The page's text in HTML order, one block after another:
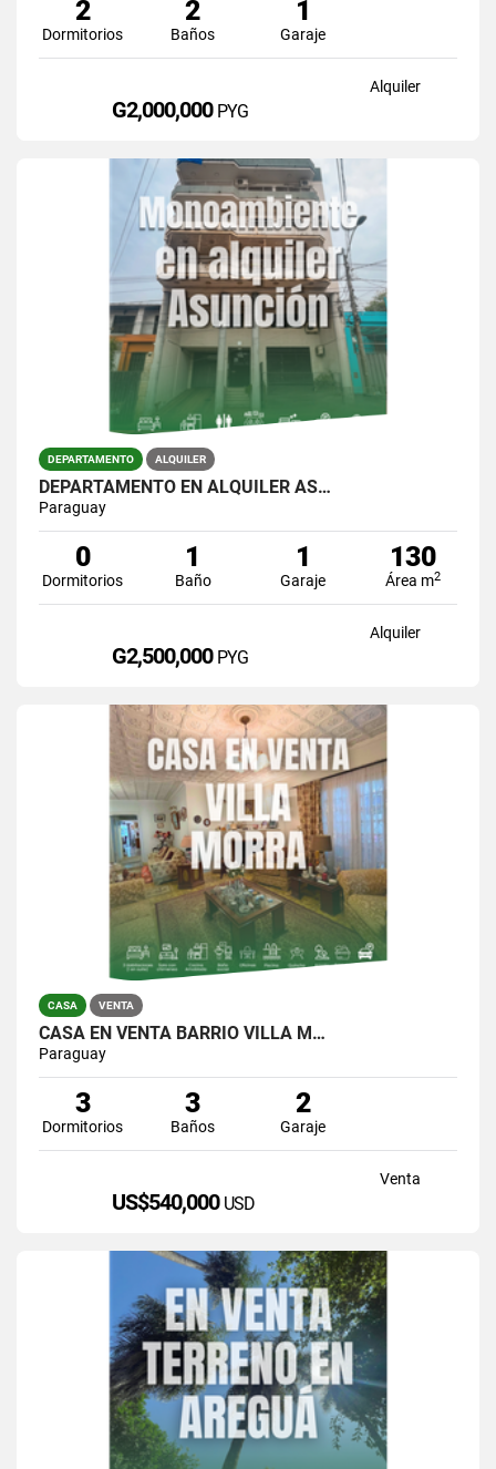
2
Dormitorios
2
Baños
1
Garaje
Alquiler
G2,000,000 PYG
DEPARTAMENTO ALQUILER
DEPARTAMENTO EN ALQUILER AS…
Paraguay
0
Dormitorios
1
Baño
1
Garaje
130
Área m2
Alquiler
G2,500,000 PYG
CASA VENTA
CASA EN VENTA BARRIO VILLA M…
Paraguay
3
Dormitorios
3
Baños
2
Garaje
Venta
US$540,000 USD